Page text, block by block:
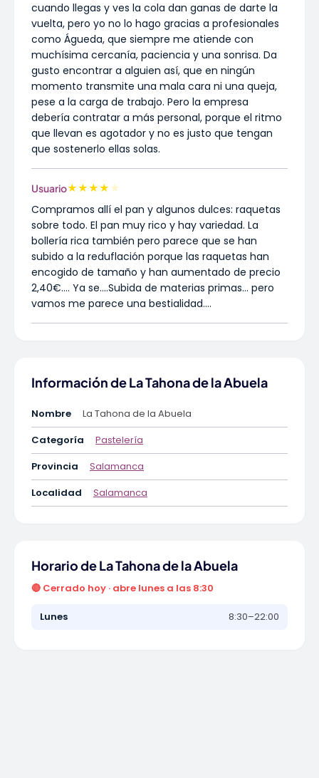
cuando llegas y ves la cola dan ganas de darte la
vuelta, pero yo no lo hago gracias a profesionales
como Águeda, que siempre me atiende con
muchísima cercanía, paciencia y una sonrisa. Da
gusto encontrar a alguien así, que en ningún
momento transmite una mala cara ni una queja,
pese a la carga de trabajo. Pero la empresa
debería contratar a más personal, porque el ritmo
que llevan es agotador y no es justo que tengan
que sostenerlo ellas solas.
Usuario★★★★ ★
Compramos allí el pan y algunos dulces: raquetas
sobre todo. El pan muy rico y hay variedad. La
bollería rica también pero parece que se han
subido a la reduflación porque las raquetas han
encogido de tamaño y han aumentado de precio
2,40€…. Ya se….Subida de materias primas… pero
vamos me parece una bestialidad….
Información de La Tahona de la Abuela
Nombre
La Tahona de la Abuela
Categoría
Pastelería
Provincia
Salamanca
Localidad
Salamanca
Horario de La Tahona de la Abuela
🔴 Cerrado hoy · abre lunes a las 8:30
Lunes 8:30–22:00